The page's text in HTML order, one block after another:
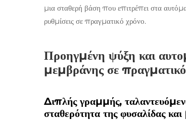
μια σταθερή βάση που επιτρέπει στα
ρυθμίσεις σε πραγματικό χρόνο.
Προηγμένη ψύξη και
μεμβράνης σε
Διπλής γραμμής,
σταθερότητα της φυσαλίδας